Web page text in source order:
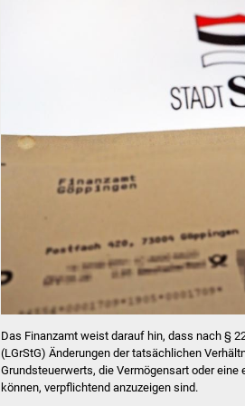
Das Finanzamt weist darauf hin, dass nach §
(LGrStG) Änderungen der tatsächlichen
Grundsteuerwerts, die Vermögensart oder
können, verpflichtend anzuzeigen sind.